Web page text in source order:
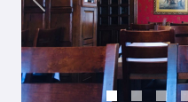
Previous